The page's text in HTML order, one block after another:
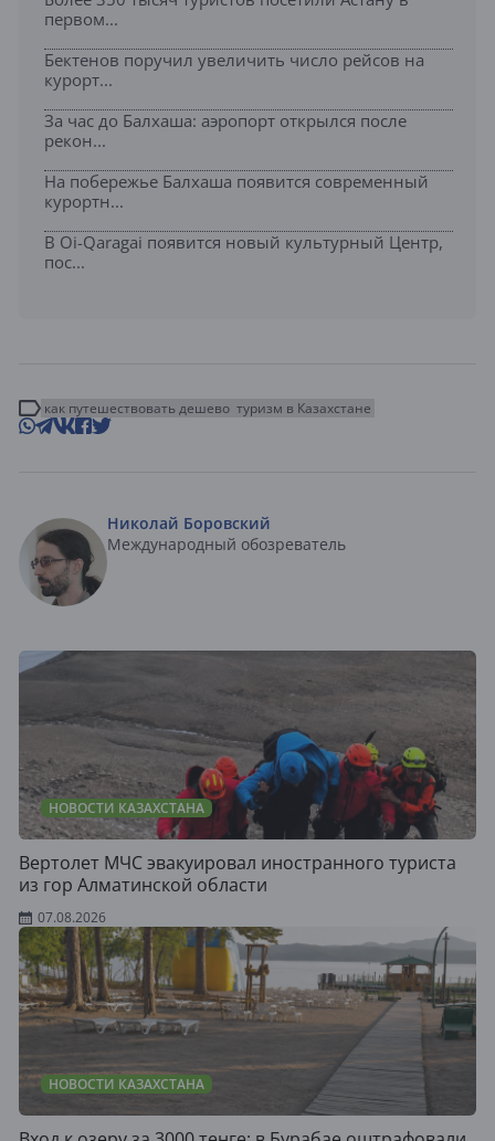
первом...
Бектенов поручил увеличить число рейсов на
курорт...
За час до Балхаша: аэропорт открылся после
рекон...
На побережье Балхаша появится современный
курортн...
В Oi-Qaragai появится новый культурный Центр,
пос...
как путешествовать дешево туризм в Казахстане
Николай Боровский
Международный обозреватель
НОВОСТИ КАЗАХСТАНА
Вертолет МЧС эвакуировал иностранного туриста
из гор Алматинской области
07.08.2026
НОВОСТИ КАЗАХСТАНА